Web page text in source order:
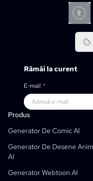
Rămâi la curent
E-mail *
Produs
Generator De Comic AI
Generator De Desene
AI
Generator Webtoon AI
Produs
Generator Gratuit AI De
Generator AI De Cărți
Generator Gratuit De
Studio AI Manga
LlamaGen Pentru
Profesori
Studenți
Profesori Și Elevi
Educație
PARTENERI
OpenAI
Meta
SHOTDECK
Black Forest Labs
Utilizări
API-Uri Pentru Benzi
Campanie Digitală
Marketing De Conținut
Marketing De Produs